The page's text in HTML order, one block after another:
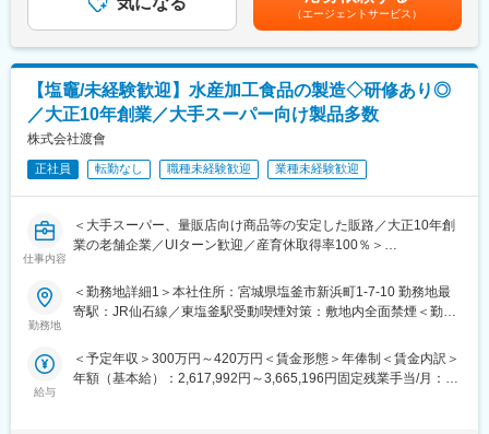
北海道コンフェクトグループに参画。グループで生み出される
ブランドの菓子製造を担っています。
【商品例】札幌農学校ミルククッキー／SNOWS スノーサン
ド、スノーチップス、森ノ木／RAMENCLUB
変更の範囲：会社の定める業務
イン長や工場統括の工場長なども目指していただきます。
■当ポジションの魅力：
・大手スーパーや回転寿司チェーンで販売される商品を製造加工
するため、自分が手掛けた商品を店舗で見ることができます。
・全国の食卓やチェーン店を支えることができます。
■働く環境：
・風通しが良く、フラットな人間関係が特徴です。
■組織体制：
当社の製造部門には正社員8名（20代～60代の男性）と、準社員
富なベテランから若手まで、多様なメンバーと一緒に仕事を進め
ることができます。
事前に申告することで産休育休も取得でき、取得率・復帰率は共
に100%の実績です。更衣室、ロッカー有、食堂では日替わり弁当
時■賞与：業績により決算賞与支給賃金はあくまでも目安の金額で
あり、選考を通じて上下する可能性があります。月給(月額)は固定
手当を含めた表記です。
（エージェントサービス）
【塩竈/未経験歓迎】水産加工食品の製造◇研修あり◎
／大正10年創業／大手スーパー向け製品多数
株式会社渡會
正社員 転勤なし 職種未経験歓迎 業種未経験歓迎
仕事内容
＜大手スーパー、量販店向け商品等の安定した販路／大正10年創
業の老舗企業／UIターン歓迎／産育休取得率100％＞
■業務内容：
水産食料品製造に伴う業務をお任せします。
タラ、ほっけ、赤魚、カレイ、穴子等を切身、煮付け、干物等に
加工・調味液の製造・製品の原価計算管理
勤務地
＜勤務地詳細1＞本社住所：宮城県塩釜市新浜町1-7-10 勤務地最
寄駅：JR仙石線／東塩釜駅受動喫煙対策：敷地内全面禁煙＜勤務
対策：敷地内全面禁煙変更の範囲：会社の定める事業所
給与
＜予定年収＞300万円～420万円＜賃金形態＞年俸制＜賃金内訳＞
年額（基本給）：2,617,992円～3,665,196円固定残業手当/月：